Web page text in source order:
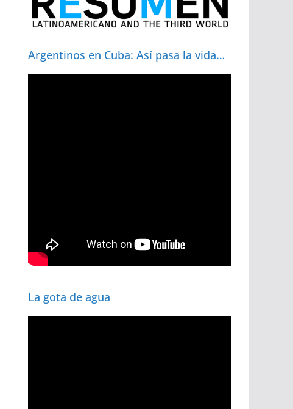
Argentinos en Cuba: Así pasa la vida…
La gota de agua